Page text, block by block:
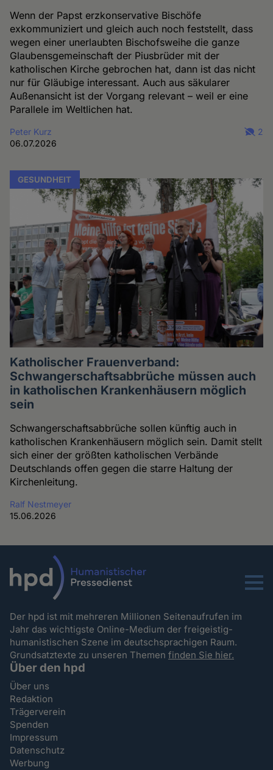
Wenn der Papst erzkonservative Bischöfe
exkommuniziert und gleich auch noch feststellt, dass
wegen einer unerlaubten Bischofsweihe die ganze
Glaubensgemeinschaft der Piusbrüder mit der
katholischen Kirche gebrochen hat, dann ist das nicht
nur für Gläubige interessant. Auch aus säkularer
Außenansicht ist der Vorgang relevant – weil er eine
Parallele im Weltlichen hat.
Peter Kurz
06.07.2026
2
GESUNDHEIT
Katholischer Frauenverband:
Schwangerschaftsabbrüche müssen auch
in katholischen Krankenhäusern möglich
sein
Schwangerschaftsabbrüche sollen künftig auch in
katholischen Krankenhäusern möglich sein. Damit stellt
sich einer der größten katholischen Verbände
Deutschlands offen gegen die starre Haltung der
Kirchenleitung.
Ralf Nestmeyer
15.06.2026
Menu
Der hpd ist mit mehreren Millionen Seitenaufrufen im
Jahr das wichtigste Online-Medium der freigeistig-
humanistischen Szene im deutschsprachigen Raum.
Grundsatztexte zu unseren Themenfinden Sie hier.
Über den hpd
Über uns
Redaktion
Trägerverein
Spenden
Impressum
Datenschutz
Werbung